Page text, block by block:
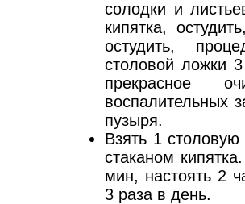
солодки и
кипятка,
остудить,
столовой ложки
прекрасное
воспалительных
пузыря.
Взять 1
стаканом
мин, настоять 2
3 раза в день.